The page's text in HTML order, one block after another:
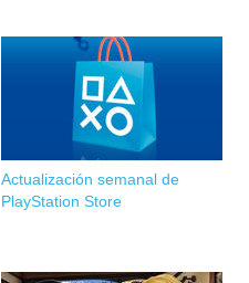
Actualización semanal de
PlayStation Store